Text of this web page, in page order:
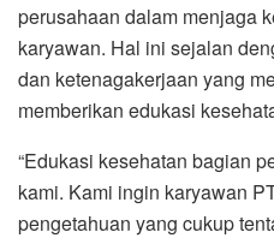
perusahaan dalam menjaga
karyawan. Hal ini sejalan
dan ketenagakerjaan yang
memberikan edukasi
“Edukasi kesehatan bagian
kami. Kami ingin karyawan
pengetahuan yang cukup